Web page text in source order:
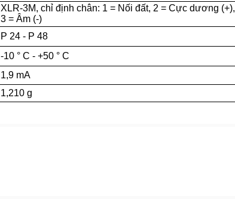
XLR-3M, chỉ định chân: 1 = Nối đất, 2 = Cực dương (+),
3 = Âm (-)
P 24 - P 48
-10 ° C - +50 ° C
1,9 mA
1,210 g